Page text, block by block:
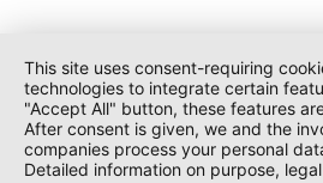
This site uses consent-requiring
technologies to integrate certain
"Accept All" button, these features
After consent is given, we and the
companies process your personal
Detailed information on purpose,